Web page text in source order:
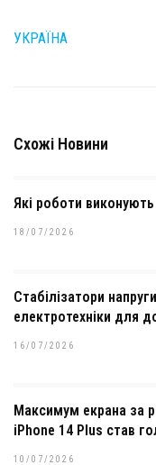
УКРАЇНА
Схожі Новини
Які роботи
18/07/2026
Стабілізатори
електротехніки для
16/07/2026
Максимум екрана за
iPhone 14 Plus став
10/07/2026